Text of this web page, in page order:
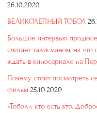
26.10.2020
ВЕЛИКОЛЕПНЫЙ ТОБОЛ
Большое интервью
считает талисманом, на
ждать в киносериале на
Почему стоит посмотреть
фильм 25.10.2020
«Тобол»: кто есть кто.